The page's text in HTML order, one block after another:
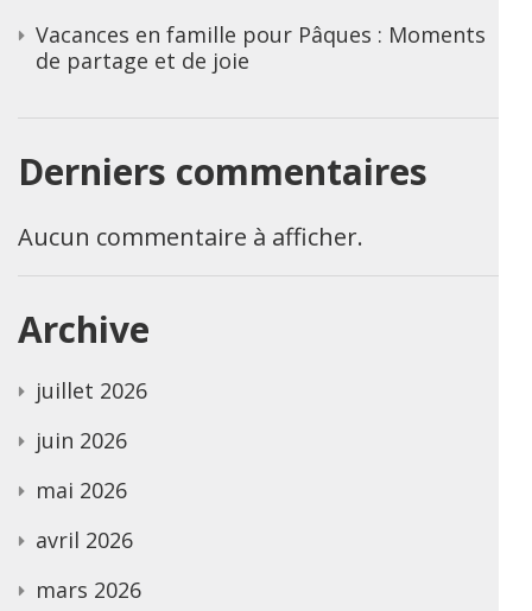
Vacances en famille pour Pâques : Moments
de partage et de joie
Derniers commentaires
Aucun commentaire à afficher.
Archive
juillet 2026
juin 2026
mai 2026
avril 2026
mars 2026